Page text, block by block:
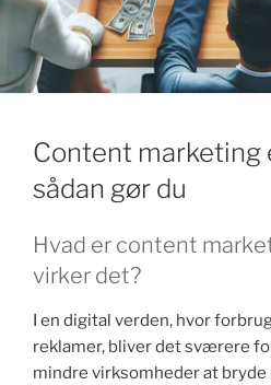
k
Content marketing
sådan gør du
Hvad er content
virker det?
I en digital verden, hvor
reklamer, bliver det sværere
mindre virksomheder at